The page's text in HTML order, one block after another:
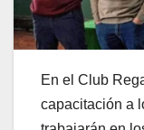
En el Club
capacitación a